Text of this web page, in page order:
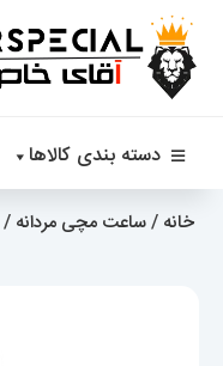
دسته بندی کالاها
خانه /ساعت مچی مردانه /